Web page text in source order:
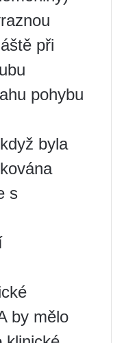
při
pohybu
byla
s
by mělo